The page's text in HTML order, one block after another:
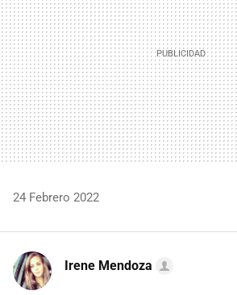
24 Febrero 2022
Irene Mendoza